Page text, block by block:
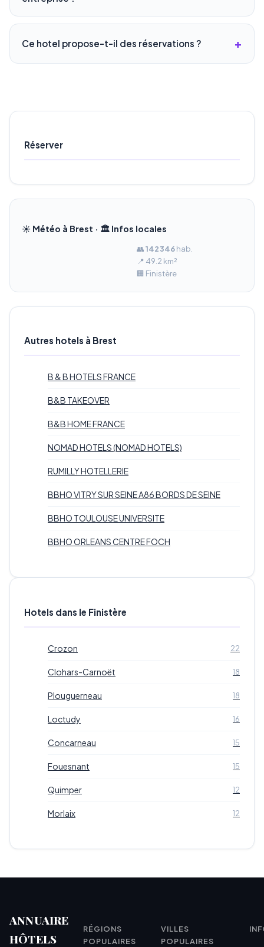
Ce hotel propose-t-il des réservations ?
Réserver
☀️ Météo à Brest · 🏛️ Infos locales
👥142 346hab.
📍 49.2 km²
🏢 Finistère
Autres hotels à Brest
B & B HOTELS FRANCE
B&B TAKEOVER
B&B HOME FRANCE
NOMAD HOTELS (NOMAD HOTELS)
RUMILLY HOTELLERIE
BBHO VITRY SUR SEINE A86 BORDS DE SEINE
BBHO TOULOUSE UNIVERSITE
BBHO ORLEANS CENTRE FOCH
Hotels dans le Finistère
Crozon 22
Clohars-Carnoët 18
Plouguerneau 18
Loctudy 16
Concarneau 15
Fouesnant 15
Quimper 12
Morlaix 12
ANNUAIRE
HÔTELS
RÉGIONS
POPULAIRES
VILLES
POPULAIRES